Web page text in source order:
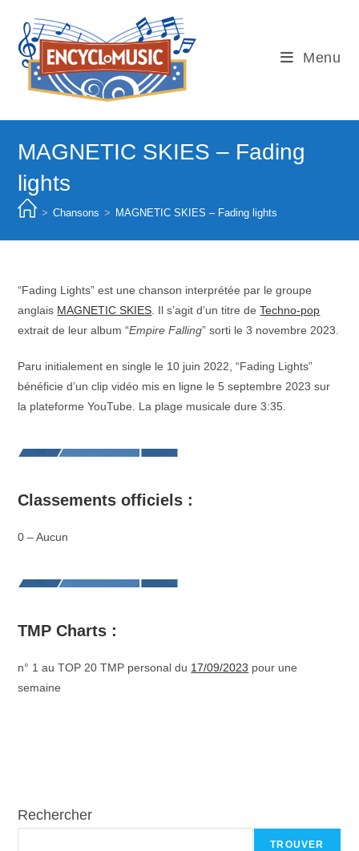
content
Menu
MAGNETIC SKIES – Fading
lights
> Chansons > MAGNETIC SKIES – Fading lights
“Fading Lights” est une chanson interprétée par le groupe
anglais MAGNETIC SKIES . Il s’agit d’un titre deTechno-pop
extrait de leur album “Empire Falling” sorti le 3 novembre 2023.
Paru initialement en single le 10 juin 2022, “Fading Lights”
bénéficie d’un clip vidéo mis en ligne le 5 septembre 2023 sur
la plateforme YouTube. La plage musicale dure 3:35.
Classements officiels :
0 – Aucun
TMP Charts :
n° 1 au TOP 20 TMP personal du 17/09/2023 pour une
semaine
Rechercher
TROUVER